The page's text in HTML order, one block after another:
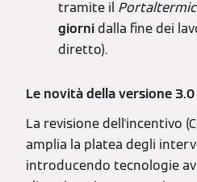
tramite il
giornidalla fine dei
diretto).
Le novità della versione 3.0
La revisione dell'incentivo
amplia la platea degli
introducendo tecnologie